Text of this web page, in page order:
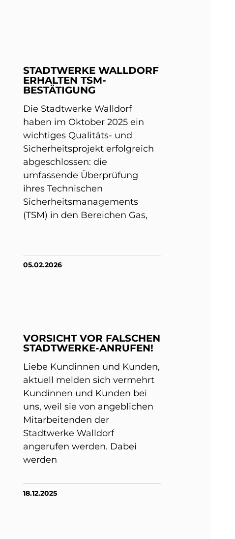
STADTWERKE WALLDORF
ERHALTEN TSM-
BESTÄTIGUNG
Die Stadtwerke Walldorf
haben im Oktober 2025 ein
wichtiges Qualitäts- und
Sicherheitsprojekt erfolgreich
abgeschlossen: die
umfassende Überprüfung
ihres Technischen
Sicherheitsmanagements
(TSM) in den Bereichen Gas,
05.02.2026
VORSICHT VOR FALSCHEN
STADTWERKE-ANRUFEN!
Liebe Kundinnen und Kunden,
aktuell melden sich vermehrt
Kundinnen und Kunden bei
uns, weil sie von angeblichen
Mitarbeitenden der
Stadtwerke Walldorf
angerufen werden. Dabei
werden
18.12.2025